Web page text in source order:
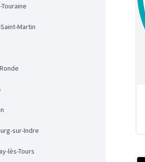
Touraine
Saint-Martin
sur-Indre
lès-Tours